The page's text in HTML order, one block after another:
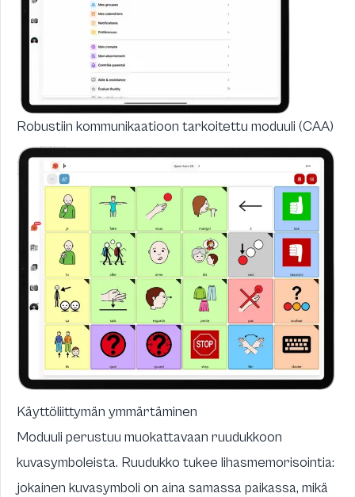
Robustiin kommunikaatioon tarkoitettu moduuli (CAA)
Käyttöliittymän ymmärtäminen
Moduuli perustuu muokattavaan ruudukkoon
kuvasymboleista. Ruudukko tukee lihasmemorisointia:
jokainen kuvasymboli on aina samassa paikassa, mikä